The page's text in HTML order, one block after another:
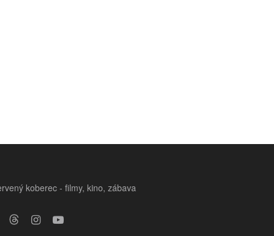
koberec - filmy, kino, zábava